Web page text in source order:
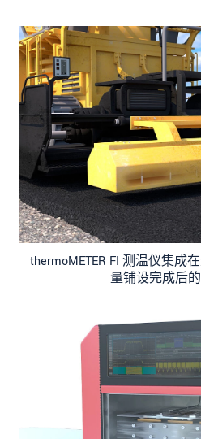
thermoMETER FI 测温仪集成
量铺设完成后